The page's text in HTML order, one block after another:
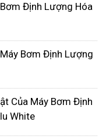
xử lý hóa chất,
được sử
hệ thống để
cuối cùng.
Định Lượng Hóa
Bơm Định Lượng
Của Máy Bơm Định
White